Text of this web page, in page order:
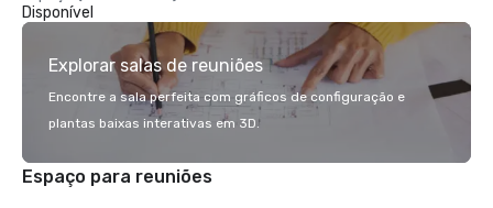
Disponível
Explorar salas de reuniões
Encontre a sala perfeita com gráficos de configuração e
plantas baixas interativas em 3D.
Espaço para reuniões